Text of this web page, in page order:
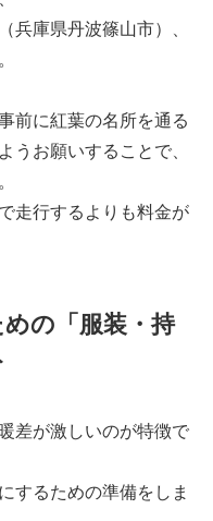
兵庫県丹波篠山市）、
前に紅葉の名所を通る
うお願いすることで、
走行するよりも料金が
の「服装・持
差が激しいのが特徴で
するための準備をしま